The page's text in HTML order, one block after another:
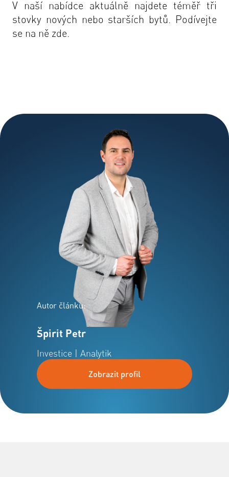
V naší nabídce aktuálně najdete téměř tři
stovky nových nebo starších bytů. Podívejte
se na ně zde.
Autor článku:
Špirit Petr
Investice | Analytik
Zobrazit profil